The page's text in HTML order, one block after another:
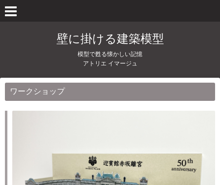
壁に掛ける建築模型
模型で甦る懐かしい記憶
アトリエ イマージュ
ワークショップ